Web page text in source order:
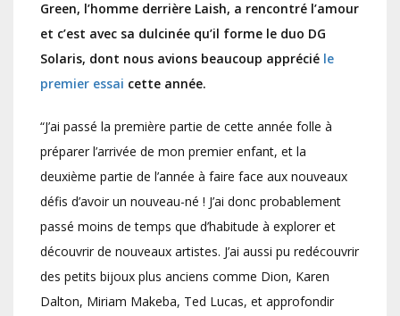
Green, l’homme derrière Laish, a rencontré l’amour
et c’est avec sa dulcinée qu’il forme le duo DG
Solaris, dont nous avions beaucoup apprécié le
premier essai cette année.
“J’ai passé la première partie de cette année folle à
préparer l’arrivée de mon premier enfant, et la
deuxième partie de l’année à faire face aux nouveaux
défis d’avoir un nouveau-né ! J’ai donc probablement
passé moins de temps que d’habitude à explorer et
découvrir de nouveaux artistes. J’ai aussi pu redécouvrir
des petits bijoux plus anciens comme Dion, Karen
Dalton, Miriam Makeba, Ted Lucas, et approfondir